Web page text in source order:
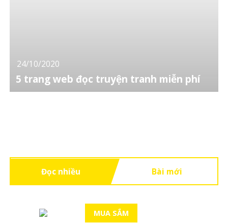
24/10/2020
5 trang web đọc truyện tranh miễn phí
Đọc nhiều Bài mới
MUA SẮM